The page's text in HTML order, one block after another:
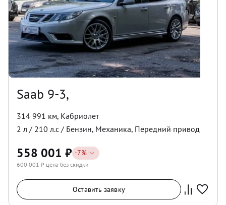
Saab 9-3,
314 991 км, Кабриолет
2 л / 210 л.с / Бензин, Механика, Передний привод
558 001 ₽ -7%
600 001 ₽ цена без скидки
Оставить заявку